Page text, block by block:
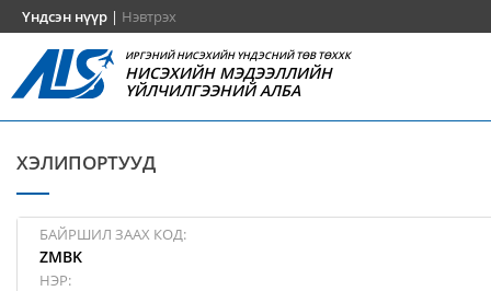
Үндсэн нүүр | Нэвтрэх
ИРГЭНИЙ НИСЭХИЙН ҮНДЭСНИЙ ТӨВ ТӨХХК
НИСЭХИЙН МЭДЭЭЛЛИЙН
ҮЙЛЧИЛГЭЭНИЙ АЛБА
ХЭЛИПОРТУУД
БАЙРШИЛ ЗААХ КОД:
ZMBK
НЭР: